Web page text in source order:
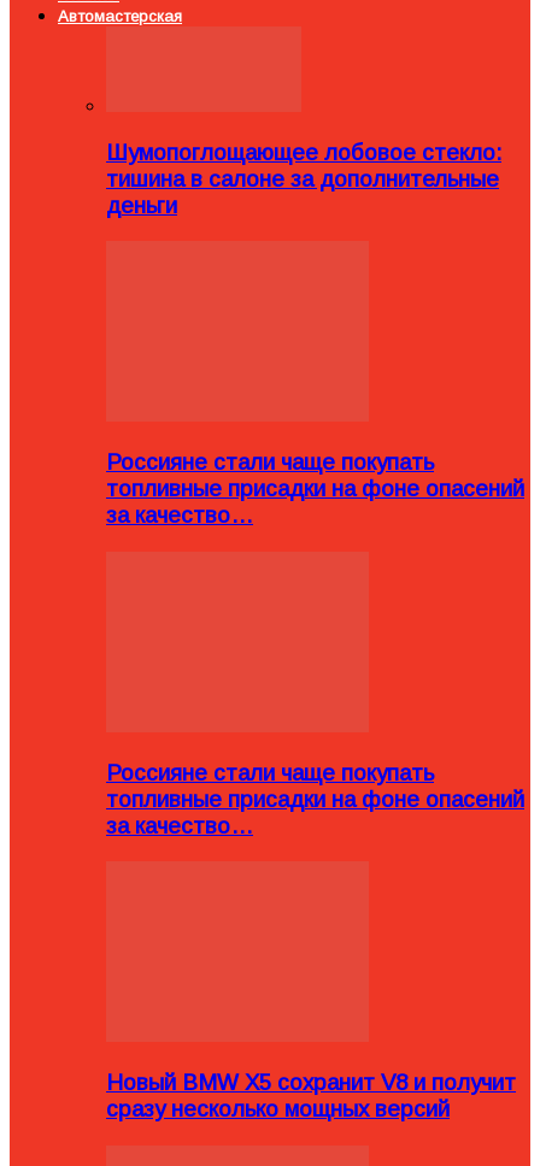
Автомастерская
Шумопоглощающее лобовое стекло:
тишина в салоне за дополнительные
деньги
Россияне стали чаще покупать
топливные присадки на фоне опасений
за качество…
Россияне стали чаще покупать
топливные присадки на фоне опасений
за качество…
Новый BMW X5 сохранит V8 и получит
сразу несколько мощных версий